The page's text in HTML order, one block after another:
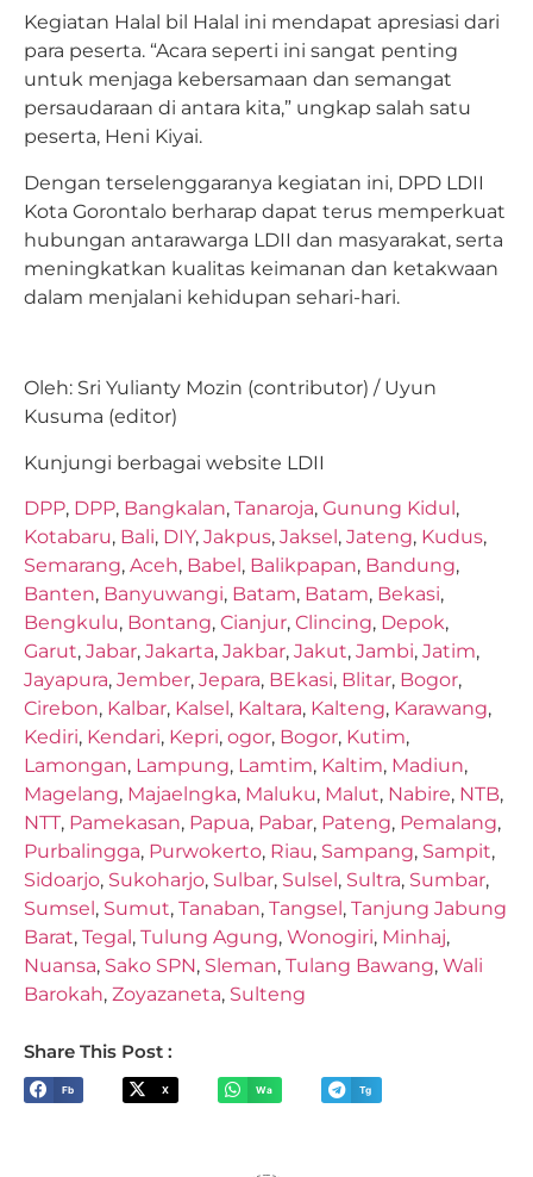
Kegiatan Halal bil Halal ini mendapat apresiasi dari
para peserta. “Acara seperti ini sangat penting
untuk menjaga kebersamaan dan semangat
persaudaraan di antara kita,” ungkap salah satu
peserta, Heni Kiyai.
Dengan terselenggaranya kegiatan ini, DPD LDII
Kota Gorontalo berharap dapat terus memperkuat
hubungan antarawarga LDII dan masyarakat, serta
meningkatkan kualitas keimanan dan ketakwaan
dalam menjalani kehidupan sehari-hari.
Oleh: Sri Yulianty Mozin (contributor) / Uyun
Kusuma (editor)
Kunjungi berbagai website LDII
DPP, DPP, Bangkalan, Tanaroja, Gunung Kidul ,
Kotabaru, Bali, DIY, Jakpus, Jaksel , Jateng, Kudus,
Semarang, Aceh, Babel , Balikpapan, Bandung,
Banten, Banyuwangi, Batam, Batam, Bekasi,
Bengkulu, Bontang, Cianjur, Clincing, Depok,
Garut, Jabar, Jakarta, Jakbar, Jakut, Jambi, Jatim,
Jayapura, Jember, Jepara, BEkasi, Blitar, Bogor,
Cirebon, Kalbar, Kalsel , Kaltara, Kalteng, Karawang,
Kediri, Kendari, Kepri, ogor, Bogor, Kutim,
Lamongan, Lampung, Lamtim, Kaltim, Madiun,
Magelang, Majaelngka, Maluku, Malut, Nabire, NTB,
NTT, Pamekasan, Papua, Pabar, Pateng, Pemalang,
Purbalingga, Purwokerto, Riau, Sampang, Sampit,
Sidoarjo, Sukoharjo, Sulbar, Sulsel , Sultra, Sumbar,
Sumsel , Sumut, Tanaban, Tangsel , Tanjung Jabung
Barat, Tegal , Tulung Agung, Wonogiri, Minhaj,
Nuansa, Sako SPN, Sleman, Tulang Bawang, Wali
Barokah, Zoyazaneta, Sulteng
Share This Post :
Fb X Wa Tg